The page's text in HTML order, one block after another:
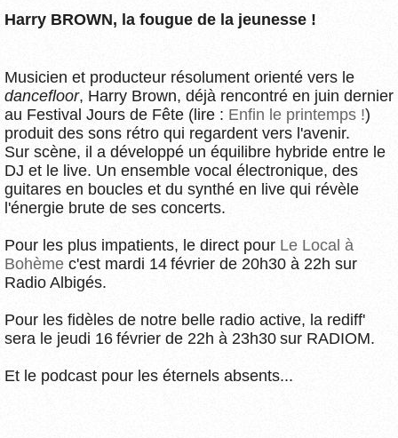
Harry BROWN, la fougue de la jeunesse !
Musicien et producteur résolument orienté vers le
dancefloor, Harry Brown, déjà rencontré en juin dernier
au Festival Jours de Fête (lire : Enfin le printemps !)
produit des sons rétro qui regardent vers l'avenir.
Sur scène, il a développé un équilibre hybride entre le
DJ et le live. Un ensemble vocal électronique, des
guitares en boucles et du synthé en live qui révèle
l'énergie brute de ses concerts.
Pour les plus impatients, le direct pour Le Local à
Bohème c'est mardi 14 février de 20h30 à 22h sur
Radio Albigés.
Pour les fidèles de notre belle radio active, la rediff'
sera le jeudi 16 février de 22h à 23h30 sur RADIOM.
Et le podcast pour les éternels absents...